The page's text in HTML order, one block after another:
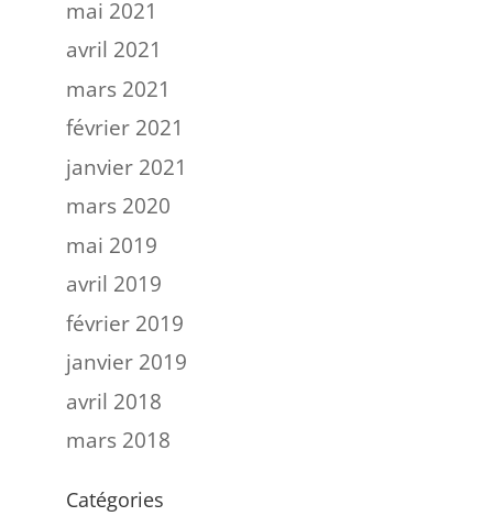
mai 2021
avril 2021
mars 2021
février 2021
janvier 2021
mars 2020
mai 2019
avril 2019
février 2019
janvier 2019
avril 2018
mars 2018
Catégories